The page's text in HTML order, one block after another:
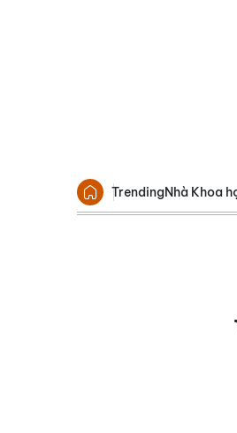
TrendingNhà Khoa